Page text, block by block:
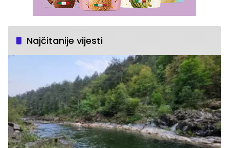
Najčitanije vijesti